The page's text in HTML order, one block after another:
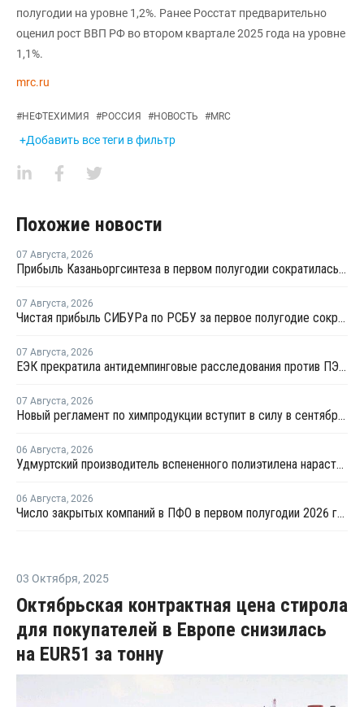
полугодии на уровне 1,2%. Ранее Росстат предварительно
оценил рост ВВП РФ во втором квартале 2025 года на уровне
1,1%.
mrc.ru
#НЕФТЕХИМИЯ #РОССИЯ #НОВОСТЬ #MRC
+Добавить все теги в фильтр
Похожие новости
07 Августа, 2026
Прибыль Казаньоргсинтеза в первом полугодии сократилась более чем в 2 раза
07 Августа, 2026
Чистая прибыль СИБУРа по РСБУ за первое полугодие сократилась в 3,6 раза
07 Августа, 2026
ЕЭК прекратила антидемпинговые расследования против ПЭ и ПП из Азербайджана и Туркменистана
07 Августа, 2026
Новый регламент по химпродукции вступит в силу в сентябре 2027 года
06 Августа, 2026
Удмуртский производитель вспененного полиэтилена нарастит выпуск на 15%
06 Августа, 2026
Число закрытых компаний в ПФО в первом полугодии 2026 года вдвое превысило число новых
03 Октября, 2025
Октябрьская контрактная цена стирола
для покупателей в Европе снизилась
на EUR51 за тонну